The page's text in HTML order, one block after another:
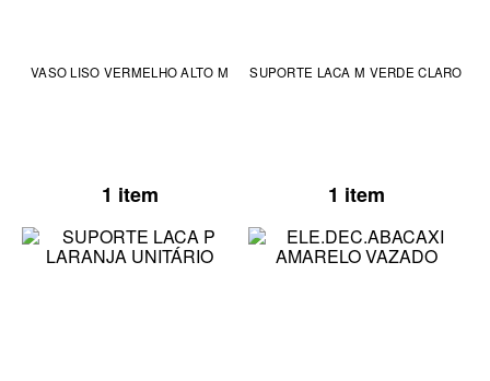
VASO LISO VERMELHO ALTO M
1 item
SUPORTE LACA M VERDE CLARO
1 item